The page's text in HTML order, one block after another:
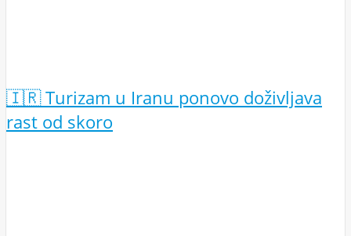
🇮🇷 Turizam u Iranu ponovo doživljava
rast od skoro